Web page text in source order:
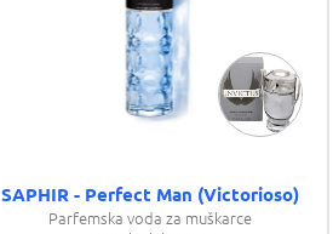
SAPHIR - Perfect Man (Victorioso)
Parfemska voda za muškarce